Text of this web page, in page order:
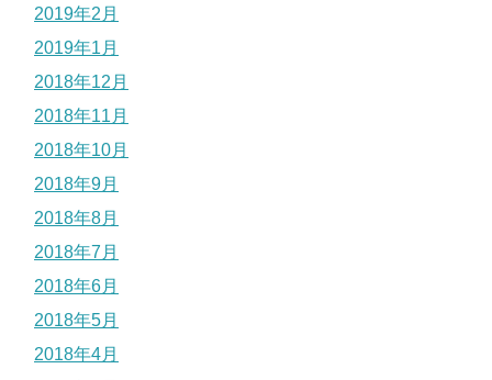
2019年2月
2019年1月
2018年12月
2018年11月
2018年10月
2018年9月
2018年8月
2018年7月
2018年6月
2018年5月
2018年4月